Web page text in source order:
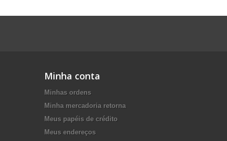
Minha conta
Minhas ordens
Minha mercadoria retorna
Meus papéis de crédito
Meus endereços